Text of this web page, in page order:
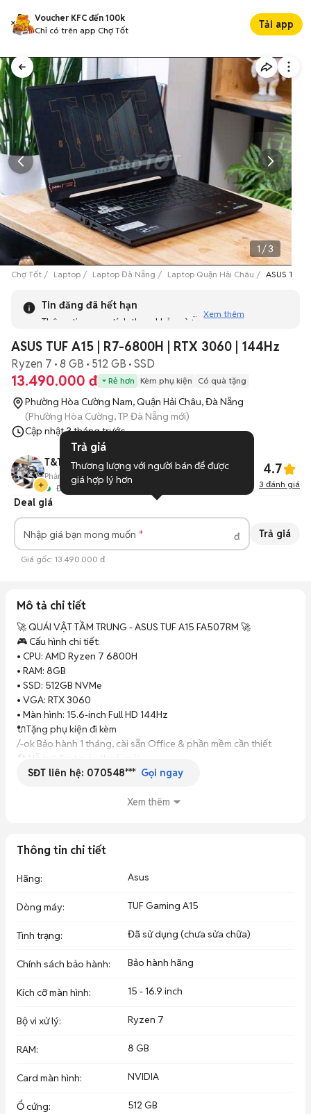
Voucher KFC đến 100k
Chỉ có trên app Chợ Tốt
Tải app
1 /3
Chợ Tốt Laptop Laptop Đà Nẵng Laptop Quận Hải Châu ASUS TUF
Tin đăng đã hết hạn
Thông tin mang tính tham khảo và bạn không thể liên hệ
tương tự khác dưới đây nhé!
Xem thêm
ASUS TUF A15 | R7-6800H | RTX 3060 | 144Hz
Ryzen 7 8 GB 512 GB SSD
13.490.000 đ Rẻ hơn Kèm phụ kiện Có quà tặng
Phường Hòa Cường Nam, Quận Hải Châu, Đà Nẵng
(Phường Hòa Cường, TP Đà Nẵng mới)
Cập nhật3 tháng trước
T&T Center 484 Núi Thành
Đang hoạt động
Phản hồi: 96%136Đã bán 4.7
3 đánh giá
Deal giá
Nhập giá bạn mong muốn đ Trả giá
Giá gốc: 13.490.000 đ
Mô tả chi tiết
🚀 QUÁI VẬT TẦM TRUNG - ASUS TUF A15 FA507RM 🚀
🎮 Cấu hình chi tiết:
• CPU: AMD Ryzen 7 6800H
• RAM: 8GB
• SSD: 512GB NVMe
• VGA: RTX 3060
• Màn hình: 15.6-inch Full HD 144Hz
🔌Tặng phụ kiện đi kèm
/-ok Bảo hành 1 tháng, cài sẵn Office & phần mềm cần thiết
🛠️ Hỗ trợ: Test máy thoải mái
📌Địa chỉ shop:
- 484 Núi Thành, TP. Đà Nẵng
SĐT liên hệ: 070548*** Gọi ngay
Xem thêm
Thông tin chi tiết
Hãng: Asus
Dòng máy: TUF Gaming A15
Tình trạng: Đã sử dụng (chưa sửa chữa)
Chính sách bảo hành: Bảo hành hãng
Kích cỡ màn hình: 15 - 16.9 inch
Bộ vi xử lý: Ryzen 7
RAM: 8 GB
Card màn hình: NVIDIA
Ổ cứng: 512 GB
Trả giá
Thương lượng với người bán để được
giá hợp lý hơn